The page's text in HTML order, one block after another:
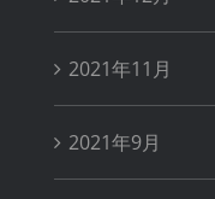
2021年11月
2021年9月